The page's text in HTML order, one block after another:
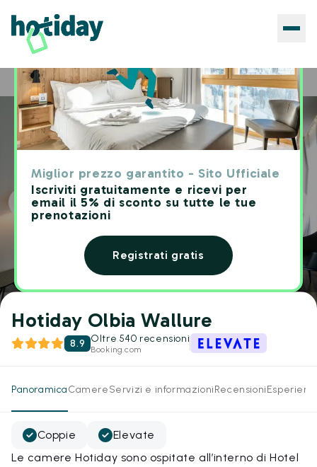
Miglior prezzo garantito - Sito Ufficiale
Iscriviti gratuitamente e ricevi per
email il 5% di sconto su tutte le tue
prenotazioni
Registrati gratis
Home Hotels Hotiday Olbia Wallure
Hotiday Olbia Wallure
8.9 Oltre 540 recensioni
Booking.com
PanoramicaCamereServizi e informazioniRecensioni
Coppie
Elevate
Le camere Hotiday sono ospitate all’interno di Hotel